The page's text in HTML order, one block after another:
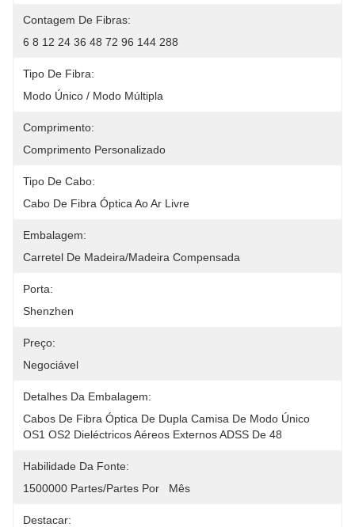
Contagem De Fibras:
6 8 12 24 36 48 72 96 144 288
Tipo De Fibra:
Modo Único / Modo Múltipla
Comprimento:
Comprimento Personalizado
Tipo De Cabo:
Cabo De Fibra Óptica Ao Ar Livre
Embalagem:
Carretel De Madeira/madeira Compensada
Porta:
Shenzhen
Preço:
Negociável
Detalhes Da Embalagem:
Cabos De Fibra Óptica De Dupla Camisa De Modo Único
OS1 OS2 Dieléctricos Aéreos Externos ADSS De 48
Habilidade Da Fonte:
1500000 Partes/partes Por   Mês
Destacar: